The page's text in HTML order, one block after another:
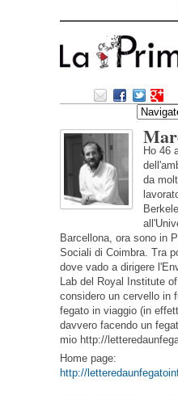
Ho 46
da
Barcellona, ora sono in
Sociali di Coimbra. Tra
dove vado a dirigere
Lab del Royal Institute
considero un cervello in
fegato in viaggio (in
davvero facendo un
mio http://
Home page:
http://